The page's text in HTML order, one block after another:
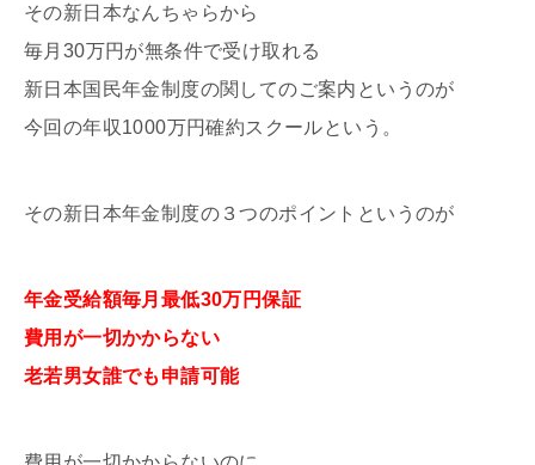
その新日本なんちゃらから
毎月30万円が無条件で受け取れる
新日本国民年金制度の関してのご案内というのが
今回の年収1000万円確約スクールという。
その新日本年金制度の３つのポイントというのが
年金受給額毎月最低30万円保証
費用が一切かからない
老若男女誰でも申請可能